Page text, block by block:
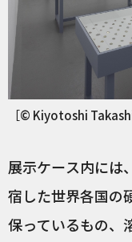
［© Kiyotoshi
展示ケース内には
宿した世界各国の
保っているもの、